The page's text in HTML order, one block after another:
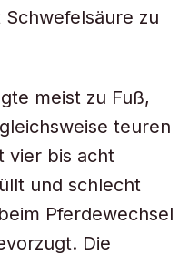
zu
meist zu Fuß,
teuren
vier bis acht
und schlecht
Pferdewechsel
Die